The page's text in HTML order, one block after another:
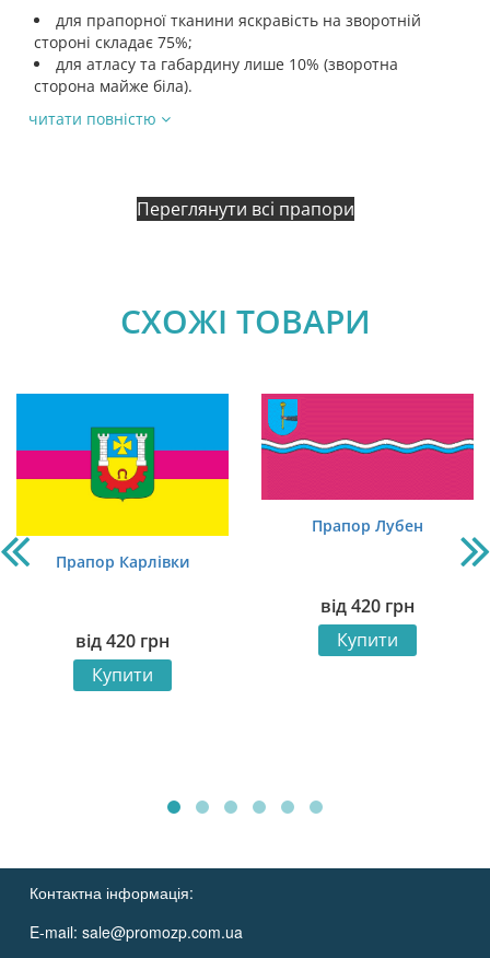
для прапорної тканини яскравість на зворотній
стороні складає 75%;
для атласу та габардину лише 10% (зворотна
сторона майже біла).
читати повністю
Переглянути всі прапори
СХОЖІ ТОВАРИ
Прапор Карлівки
від420 грн
Купити
Прапор Лубен
від420 грн
Купити
Контактна інформація:
E-mail: sale@promozp.com.ua